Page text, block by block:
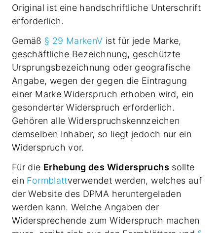
Original ist eine handschriftliche Unterschrift
erforderlich.
Gemäß § 29 MarkenV ist für jede Marke,
geschäftliche Bezeichnung, geschützte
Ursprungsbezeichnung oder geografische
Angabe, wegen der gegen die Eintragung
einer Marke Widerspruch erhoben wird, ein
gesonderter Widerspruch erforderlich.
Gehören alle Widerspruchskennzeichen
demselben Inhaber, so liegt jedoch nur ein
Widerspruch vor.
Für die Erhebung des Widerspruchs sollte
ein Formblattverwendet werden, welches auf
der Website des DPMA heruntergeladen
werden kann. Welche Angaben der
Widersprechende zum Widerspruch machen